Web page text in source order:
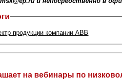
продукции компании ABB
на вебинары по